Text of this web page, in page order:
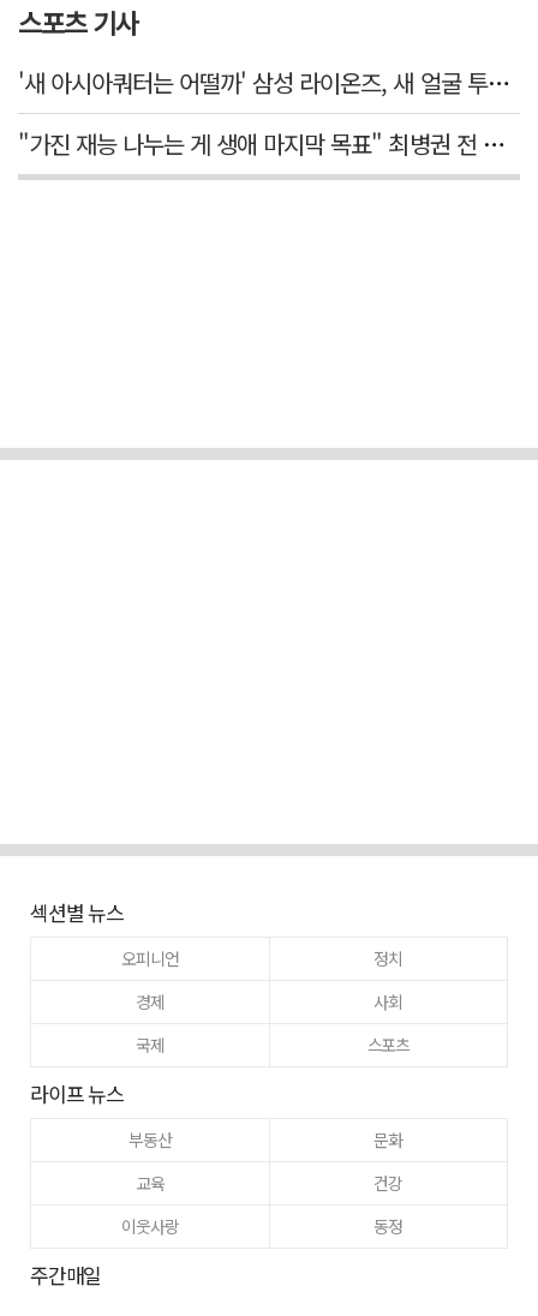
스포츠 기사
'새 아시아쿼터는 어떨까' 삼성 라이온즈, 새 얼굴 투수 미야모리 영입
"가진 재능 나누는 게 생애 마지막 목표" 최병권 전 대구체고 복싱 감독
섹션별 뉴스
오피니언
정치
경제
사회
국제
스포츠
라이프 뉴스
부동산
문화
교육
건강
이웃사랑
동정
주간매일